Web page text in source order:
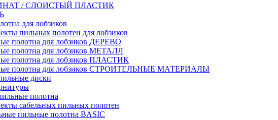
/ СЛОИСТЫЙ ПЛАСТИК
для лобзиков
пильных полотен для лобзиков
полотна для лобзиков ДЕРЕВО
полотна для лобзиков МЕТАЛЛ
полотна для лобзиков ПЛАСТИК
полотна для лобзиков СТРОИТЕЛЬНЫЕ МАТЕРИАЛЫ
диски
полотна
сабельных пильных полотен
пильные полотна BASIC